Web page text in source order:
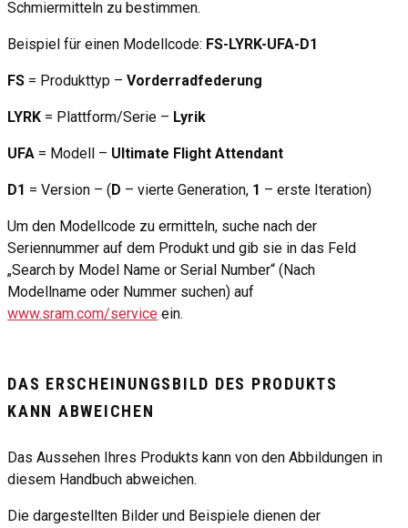
Schmiermitteln zu bestimmen.
Beispiel für einen Modellcode: FS-LYRK-UFA-D1
FS = Produkttyp – Vorderradfederung
LYRK = Plattform/Serie – Lyrik
UFA = Modell – Ultimate Flight Attendant
D1 = Version – (D – vierte Generation, 1 – erste Iteration)
Um den Modellcode zu ermitteln, suche nach der
Seriennummer auf dem Produkt und gib sie in das Feld
„Search by Model Name or Serial Number“ (Nach
Modellname oder Nummer suchen) auf
www.sram.com/service ein.
DAS ERSCHEINUNGSBILD DES PRODUKTS
KANN ABWEICHEN
Das Aussehen Ihres Produkts kann von den Abbildungen in
diesem Handbuch abweichen.
Die dargestellten Bilder und Beispiele dienen der